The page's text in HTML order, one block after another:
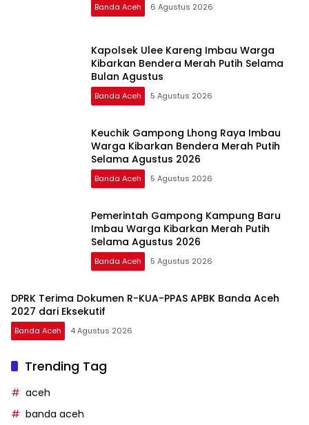
Banda Aceh 6 Agustus 2026
Kapolsek Ulee Kareng Imbau Warga
Kibarkan Bendera Merah Putih Selama
Bulan Agustus
Banda Aceh 5 Agustus 2026
Keuchik Gampong Lhong Raya Imbau
Warga Kibarkan Bendera Merah Putih
Selama Agustus 2026
Banda Aceh 5 Agustus 2026
Pemerintah Gampong Kampung Baru
Imbau Warga Kibarkan Merah Putih
Selama Agustus 2026
Banda Aceh 5 Agustus 2026
DPRK Terima Dokumen R-KUA-PPAS APBK Banda Aceh
2027 dari Eksekutif
Banda Aceh 4 Agustus 2026
Trending Tag
aceh
banda aceh